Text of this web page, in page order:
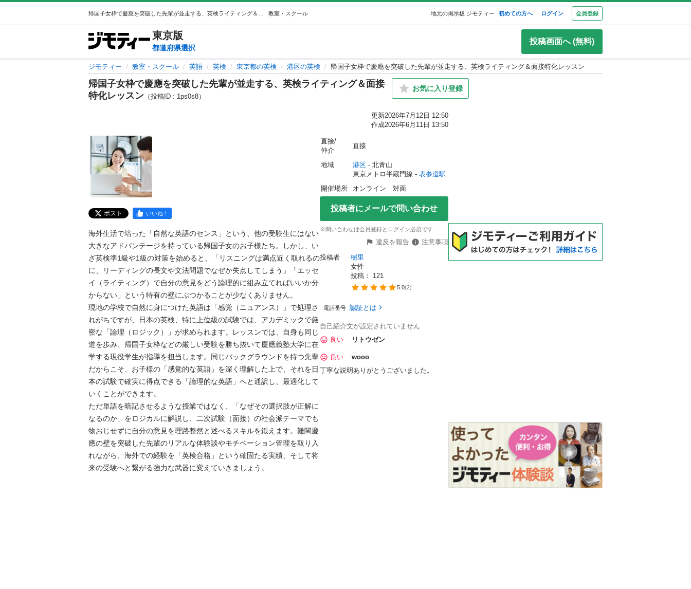
教室・スクール 地元の掲示板 ジモティー 初めての方へ ログイン 会員登録
東京版
都道府県選択
投稿画面へ (無料)
ジモティー 教室・スクール 英語 英検 東京都の英検 港区の英検 帰国子女枠で慶應を突破した先輩が並走する、英検ライティング＆面接特化レッスン
帰国子女枠で慶應を突破した先輩が並走する、英検ライティング＆面接
特化レッスン （投稿ID : 1ps0s8）
お気に入り登録
更新2026年7月12日 12:50
作成2026年6月11日 13:50
ポスト いいね！
海外生活で培った「自然な英語のセンス」という、他の受験生にはない
大きなアドバンテージを持っている帰国子女のお子様たち。しかし、い
ざ英検準1級や1級の対策を始めると、「リスニングは満点近く取れるの
に、リーディングの長文や文法問題でなぜか失点してしまう」「エッセ
イ（ライティング）で自分の意見をどう論理的に組み立てればいいか分
からない」という特有の壁にぶつかることが少なくありません。
現地の学校で自然に身につけた英語は「感覚（ニュアンス）」で処理さ
れがちですが、日本の英検、特に上位級の試験では、アカデミックで厳
密な「論理（ロジック）」が求められます。レッスンでは、自身も同じ
道を歩み、帰国子女枠などの厳しい受験を勝ち抜いて慶應義塾大学に在
学する現役学生が指導を担当します。同じバックグラウンドを持つ先輩
だからこそ、お子様の「感覚的な英語」を深く理解した上で、それを日
本の試験で確実に得点できる「論理的な英語」へと通訳し、最適化して
いくことができます。
ただ単語を暗記させるような授業ではなく、「なぜその選択肢が正解に
なるのか」をロジカルに解説し、二次試験（面接）の社会派テーマでも
物おじせずに自分の意見を理路整然と述べるスキルを鍛えます。難関慶
應の壁を突破した先輩のリアルな体験談やモチベーション管理を取り入
れながら、海外での経験を「英検合格」という確固たる実績、そして将
来の受験へと繋がる強力な武器に変えていきましょう。
直接/
仲介
直接
地域 港区 - 北青山
東京メトロ半蔵門線 - 表参道駅
開催場所
オンライン　対面
投稿者にメールで問い合わせ
※問い合わせは会員登録とログイン必須です
違反を報告
注意事項
投稿者
樹里
女性
投稿： 121
5.0(2)
電話番号 認証とは
自己紹介文が設定されていません
良い
リトウゼン
良い
wooo
丁寧な説明ありがとうございました。